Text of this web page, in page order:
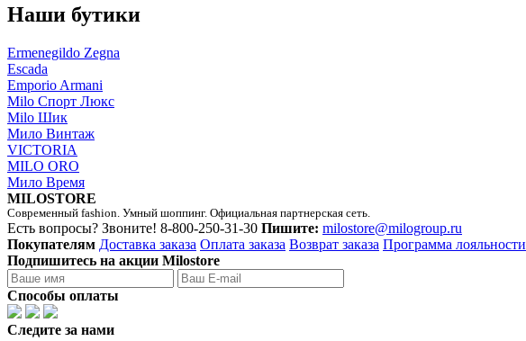
Наши бутики
Ermenegildo Zegna
Escada
Emporio Armani
Milo Спорт Люкс
Milo Шик
Мило Винтаж
VICTORIA
MILO ORO
Мило Время
MILOSTORE
Современный fashion. Умный шоппинг. Официальная партнерская сеть.
Есть вопросы? Звоните! 8-800-250-31-30 Пишите: milostore@milogroup.ru
Покупателям Доставка заказа Оплата заказа Возврат заказа Программа лояльности
Подпишитесь на акции Milostore
Способы оплаты
Следите за нами